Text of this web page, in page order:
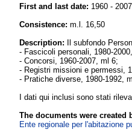
First and last date: 1960 - 2007
Consistence: m.l. 16,50
Description: Il subfondo
- Fascicoli personali, 1980-
- Concorsi, 1960-2007, ml 6;
- Registri missioni e permessi,
- Pratiche diverse, 1980-1992,
I dati qui inclusi sono stati
The documents were created
Ente regionale per l'abitazione